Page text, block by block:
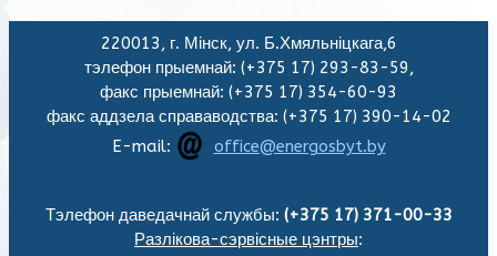
220013, г. Мінск, ул. Б.Хмяльніцкага,6
тэлефон прыемнай: (+375 17) 293-83-59,
факс прыемнай: (+375 17) 354-60-93
факс аддзела справаводства: (+375 17) 390-14-02
E-mail:
office@energosbyt.by
Тэлефон даведачнай службы: (+375 17) 371-00-33
Разлікова-сэрвісные цэнтры: